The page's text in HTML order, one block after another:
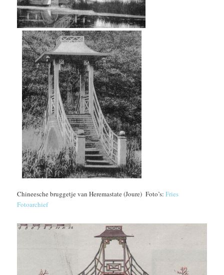
Chineesche bruggetje van Heremastate (Joure) Foto’s:Fries
Fotoarchief